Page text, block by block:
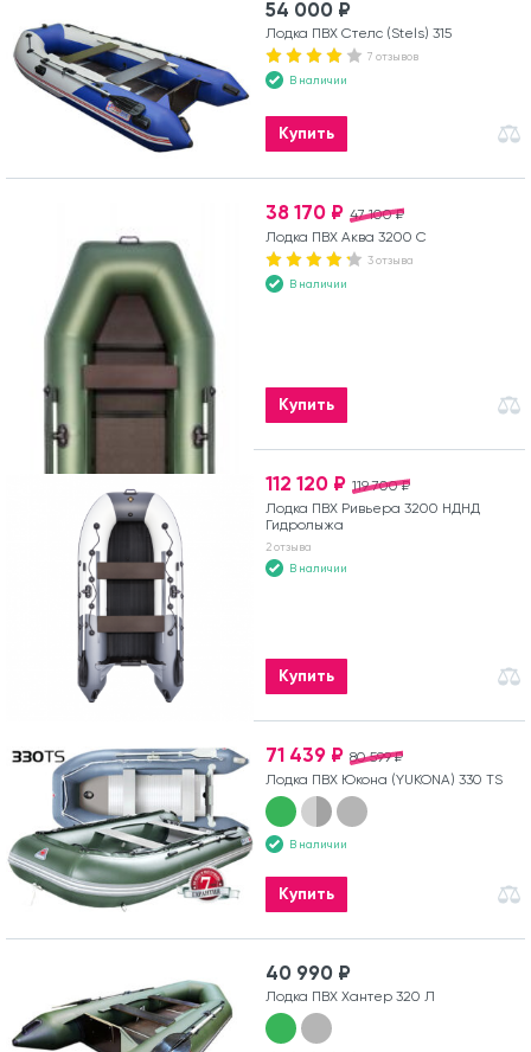
54 000 ₽
Лодка ПВХ Стелс (Stels) 315
7 отзывов
В наличии
Купить
47 100 ₽
38 170 ₽
Лодка ПВХ Аква 3200 С
3 отзыва
В наличии
Купить
119 700 ₽
112 120 ₽
Лодка ПВХ Ривьера 3200 НДНД
Гидролыжа
2 отзыва
В наличии
Купить
80 599 ₽
71 439 ₽
Лодка ПВХ Юкона (YUKONA) 330 TS
В наличии
Купить
40 990 ₽
Лодка ПВХ Хантер 320 Л